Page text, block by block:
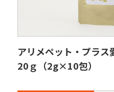
アリメペット・プラス
20ｇ（2g×10包）